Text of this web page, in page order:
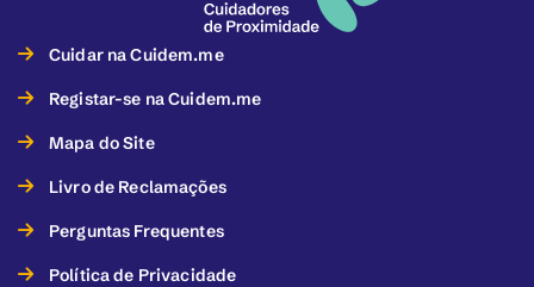
Cuidar na Cuidem.me
Registar-se na Cuidem.me
Mapa do Site
Livro de Reclamações
Perguntas Frequentes
Política de Privacidade